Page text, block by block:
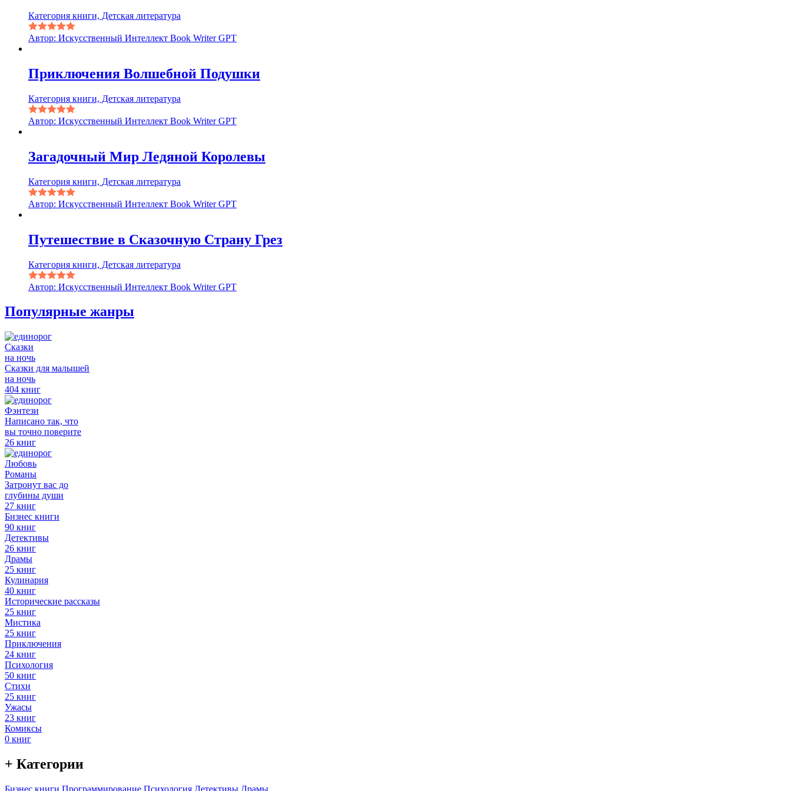
Категория книги, Детская литература
Автор: Искусственный Интеллект Book Writer GPT
Приключения Волшебной Подушки
Категория книги, Детская литература
Автор: Искусственный Интеллект Book Writer GPT
Загадочный Мир Ледяной Королевы
Категория книги, Детская литература
Автор: Искусственный Интеллект Book Writer GPT
Путешествие в Сказочную Страну Грез
Категория книги, Детская литература
Автор: Искусственный Интеллект Book Writer GPT
Популярные жанры
Сказки
на ночь
Сказки для малышей
на ночь
404 книг
Фэнтези
Написано так, что
вы точно поверите
26 книг
Любовь
Романы
Затронут вас до
глубины души
27 книг
Бизнес книги
90 книг
Детективы
26 книг
Драмы
25 книг
Кулинария
40 книг
Исторические рассказы
25 книг
Мистика
25 книг
Приключения
24 книг
Психология
50 книг
Стихи
25 книг
Ужасы
23 книг
Комиксы
0 книг
+ Категории